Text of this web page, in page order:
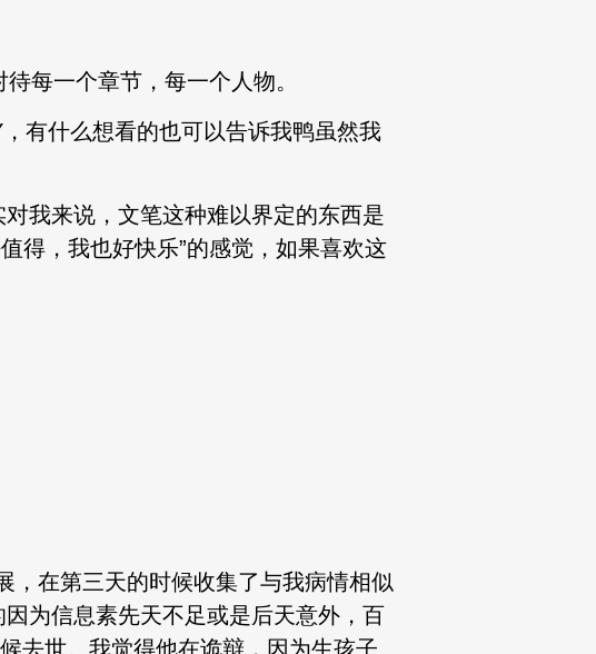
每一个章节，每一个人物。
有什么想看的也可以告诉我鸭虽然我
我来说，文笔这种难以界定的东西是
得，我也好快乐”的感觉，如果喜欢这
，在第三天的时候收集了与我病情相似
为信息素先天不足或是后天意外，百
去世。我觉得他在诡辩，因为生孩子